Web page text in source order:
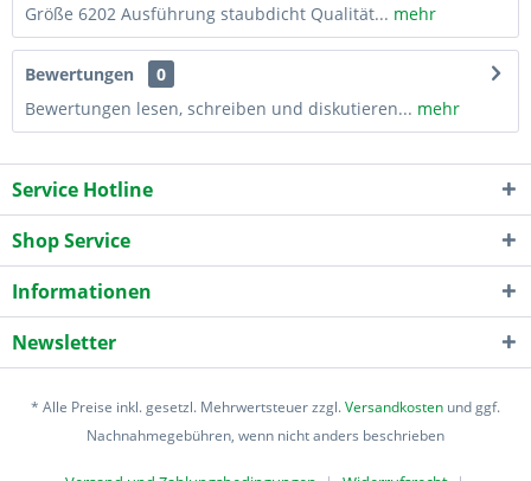
Größe 6202 Ausführung staubdicht Qualität... mehr
Bewertungen
0
Bewertungen lesen, schreiben und diskutieren... mehr
Service Hotline
Shop Service
Informationen
Newsletter
* Alle Preise inkl. gesetzl. Mehrwertsteuer zzgl.Versandkosten und ggf.
Nachnahmegebühren, wenn nicht anders beschrieben